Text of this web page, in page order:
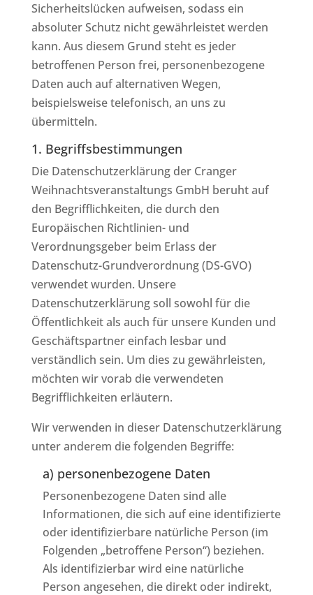
Sicherheitslücken aufweisen, sodass ein
absoluter Schutz nicht gewährleistet werden
kann. Aus diesem Grund steht es jeder
betroffenen Person frei, personenbezogene
Daten auch auf alternativen Wegen,
beispielsweise telefonisch, an uns zu
übermitteln.
1. Begriffsbestimmungen
Die Datenschutzerklärung der Cranger
Weihnachtsveranstaltungs GmbH beruht auf
den Begrifflichkeiten, die durch den
Europäischen Richtlinien- und
Verordnungsgeber beim Erlass der
Datenschutz-Grundverordnung (DS-GVO)
verwendet wurden. Unsere
Datenschutzerklärung soll sowohl für die
Öffentlichkeit als auch für unsere Kunden und
Geschäftspartner einfach lesbar und
verständlich sein. Um dies zu gewährleisten,
möchten wir vorab die verwendeten
Begrifflichkeiten erläutern.
Wir verwenden in dieser Datenschutzerklärung
unter anderem die folgenden Begriffe:
a) personenbezogene Daten
Personenbezogene Daten sind alle
Informationen, die sich auf eine identifizierte
oder identifizierbare natürliche Person (im
Folgenden „betroffene Person“) beziehen.
Als identifizierbar wird eine natürliche
Person angesehen, die direkt oder indirekt,